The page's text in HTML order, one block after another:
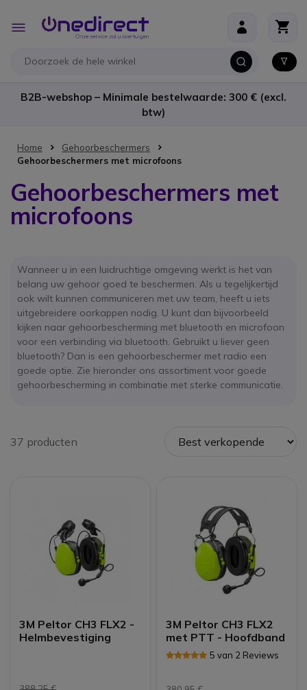
Toggle
Nav
B2B-webshop – Minimale bestelwaarde: 300 € (excl.
btw)
Home
Gehoorbeschermers
Gehoorbeschermers met microfoons
Gehoorbeschermers met
microfoons
Wanneer u in een luidruchtige omgeving werkt is het van
belang uw gehoor goed te beschermen. Als u tegelijkertijd
ook wilt kunnen communiceren met uw team, heeft u iets
uitgebreidere oorkappen nodig. U kunt dan bijvoorbeeld
kijken naar gehoorbescherming met bluetooth en microfoon
voor een verbinding via bluetooth. Gebruikt u liever geen
bluetooth? Dan is een gehoorbeschermer met radio een
goede optie. Zie hieronder ons assortiment voor goede
gehoorbescherming in combinatie met sterke communicatie.
37 producten
3M Peltor CH3 FLX2 -
Helmbevestiging
3M Peltor CH3 FLX2
met PTT - Hoofdband
5 van 2 Reviews